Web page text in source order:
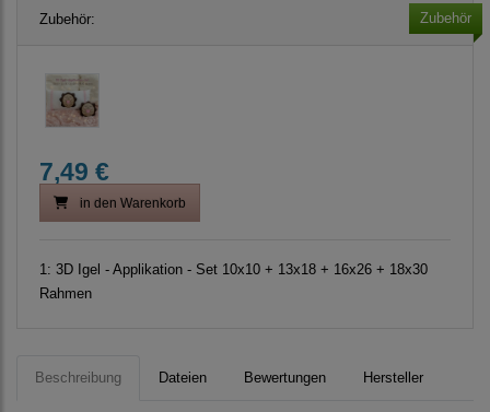
Zubehör: Zubehör
7,49 €
in den Warenkorb
1: 3D Igel - Applikation - Set 10x10 + 13x18 + 16x26 + 18x30
Rahmen
Beschreibung Dateien Bewertungen Hersteller